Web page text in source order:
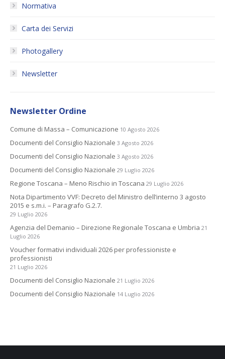
Normativa
Carta dei Servizi
Photogallery
Newsletter
Newsletter Ordine
Comune di Massa – Comunicazione 10 Agosto 2026
Documenti del Consiglio Nazionale 3 Agosto 2026
Documenti del Consiglio Nazionale 3 Agosto 2026
Documenti del Consiglio Nazionale 29 Luglio 2026
Regione Toscana – Meno Rischio in Toscana 29 Luglio 2026
Nota Dipartimento VVF: Decreto del Ministro dell’interno 3 agosto
2015 e s.m.i. – Paragrafo G.2.7.
29 Luglio 2026
Agenzia del Demanio – Direzione Regionale Toscana e Umbria 21
Luglio 2026
Voucher formativi individuali 2026 per professioniste e
professionisti
21 Luglio 2026
Documenti del Consiglio Nazionale 21 Luglio 2026
Documenti del Consiglio Nazionale 14 Luglio 2026